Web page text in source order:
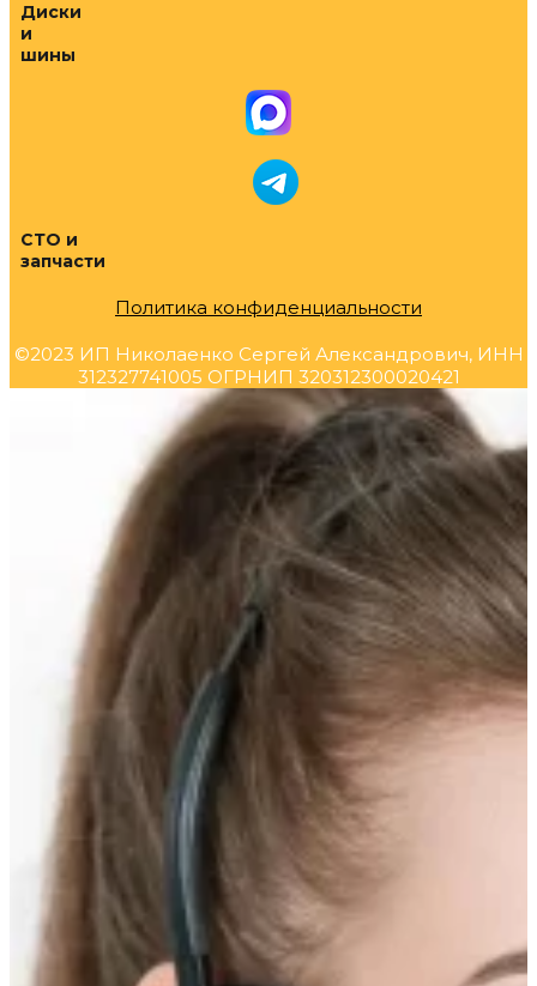
Диски
и
шины
СТО и
запчасти
Политика конфиденциальности
©2023 ИП Николаенко Сергей Александрович, ИНН
312327741005 ОГРНИП 320312300020421